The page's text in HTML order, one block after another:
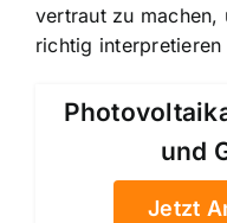
vertraut zu machen,
richtig interpretieren
und
Jetzt